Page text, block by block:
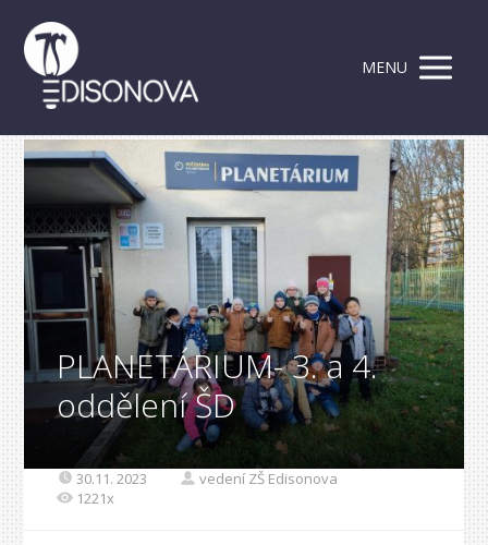
MENU
PLANETÁRIUM- 3. a 4.
oddělení ŠD
30.11. 2023
vedení ZŠ Edisonova
1221x